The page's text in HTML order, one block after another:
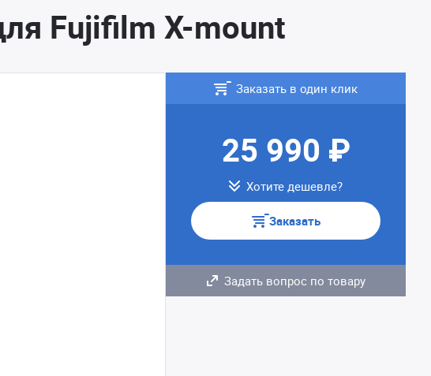
Fujifilm X-mount
Заказать в один клик
25 990 ₽
Хотите дешевле?
Заказать
Задать вопрос по товару